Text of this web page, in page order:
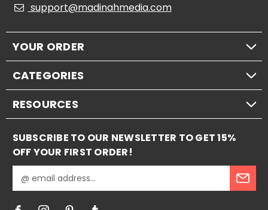
support@madinahmedia.com
YOUR ORDER
CATEGORIES
RESOURCES
SUBSCRIBE TO OUR NEWSLETTER TO GET 15%
OFF YOUR FIRST ORDER!
m